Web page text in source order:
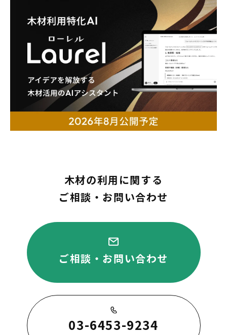
木材の利用に関する
ご相談・お問い合わせ
ご相談・お問い合わせ
03-6453-9234